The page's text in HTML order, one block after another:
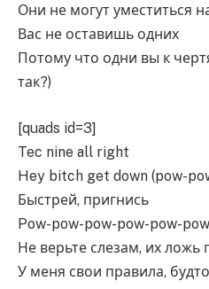
Они не могут уместиться
Вас не оставишь одних
Потому что одни вы к
так?)
[quads id=3]
Tec nine all right
Hey bitch get down (pow-
Быстрей, пригнись
Pow-pow-pow-pow-pow-
Не верьте слезам, их ложь
У меня свои правила,